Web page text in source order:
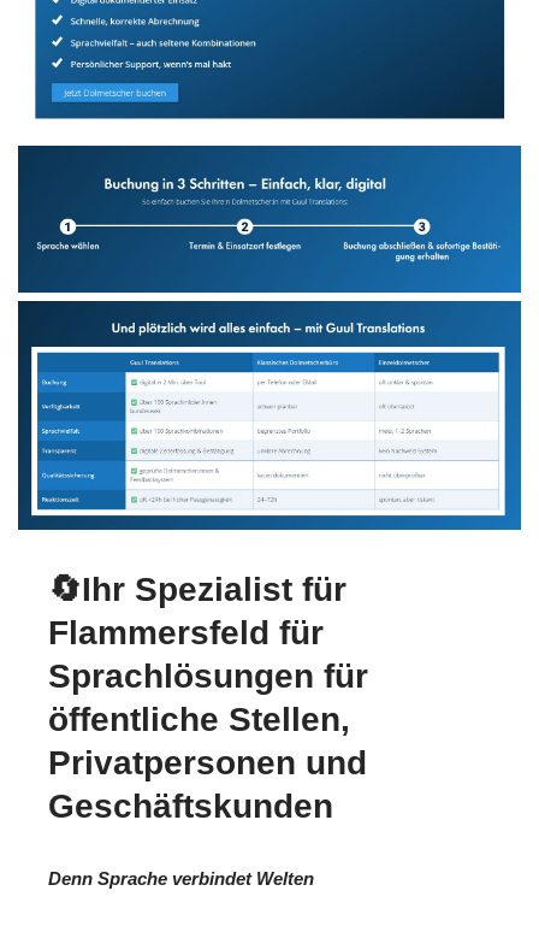
🔄Ihr Spezialist für
Flammersfeld für
Sprachlösungen für
öffentliche Stellen,
Privatpersonen und
Geschäftskunden
Denn Sprache verbindet Welten